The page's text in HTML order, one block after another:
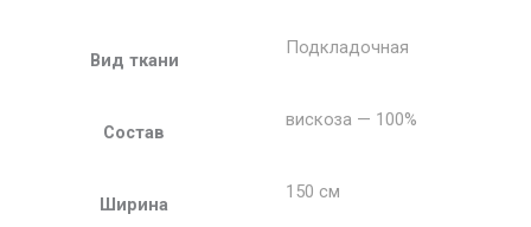
Вид ткани
Подкладочная
Состав
вискоза — 100%
Ширина
150 см